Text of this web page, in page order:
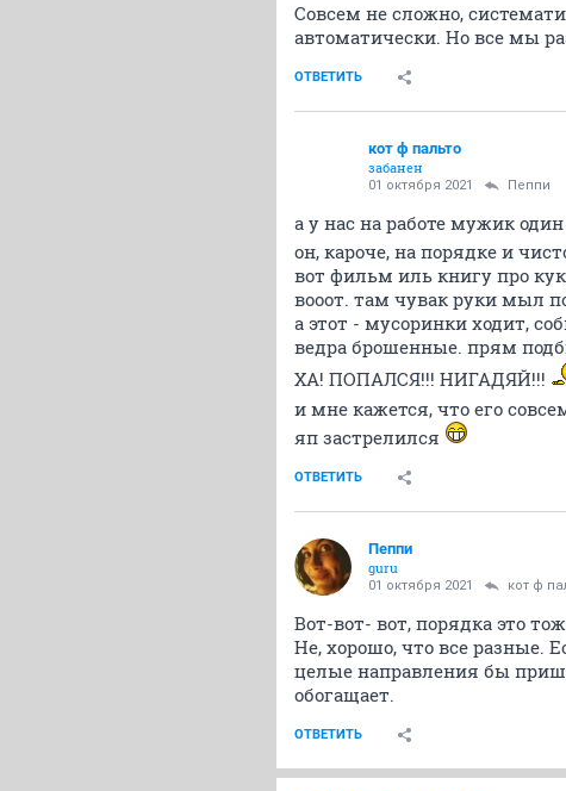
Совсем не сложно,
автоматически. Но все мы
ОТВЕТИТЬ
кот ф пальто
забанен
01 октября 2021 Пeппи
а у нас на работе мужик один
он, кароче, на порядке и
вот фильм иль книгу про
вооот. там чувак руки мыл
а этот - мусоринки ходит,
ведра брошенные. прям
ХА! ПОПАЛСЯ!!! НИГАДЯЙ!!!
и мне кажется, что его
яп застрелился
ОТВЕТИТЬ
Пeппи
guru
01 октября 2021 кот ф
Вот-вот- вот, порядка это
Не, хорошо, что все разные.
целые направления бы
обогащает.
ОТВЕТИТЬ